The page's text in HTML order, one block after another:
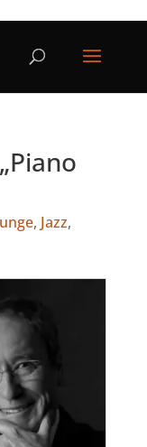
, Jazz,